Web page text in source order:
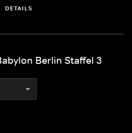
DETAILS
Berlin Staffel 3